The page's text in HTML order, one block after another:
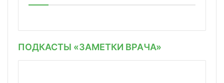
ПОДКАСТЫ «ЗАМЕТКИ ВРАЧА»